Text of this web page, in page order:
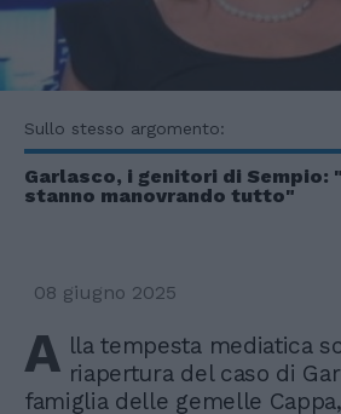
Sullo stesso argomento:
Garlasco, i genitori di Sempio:
stanno manovrando tutto"
08 giugno 2025
A lla tempesta mediatica
riapertura del caso di
famiglia delle gemelle